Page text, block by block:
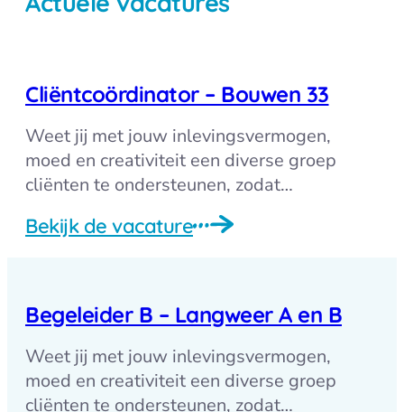
Cliëntcoördinator – Bouwen 33
Weet jij met jouw inlevingsvermogen,
moed en creativiteit een diverse groep
cliënten te ondersteunen, zodat…
Bekijk de vacature
Begeleider B – Langweer A en B
Weet jij met jouw inlevingsvermogen,
moed en creativiteit een diverse groep
cliënten te ondersteunen, zodat…